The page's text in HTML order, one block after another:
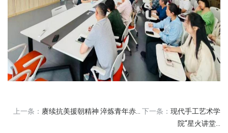
上一条： 赓续抗美援朝精神 淬炼青年赤... 下一条： 现代手工艺术学
院“星火讲堂...